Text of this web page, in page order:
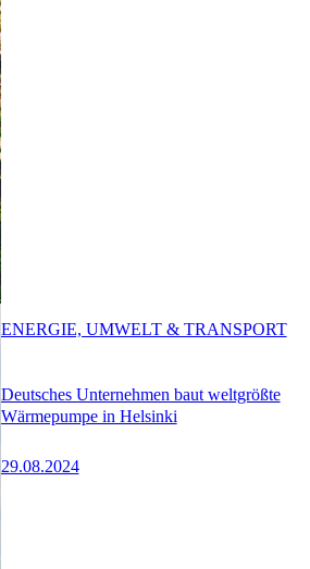
Deutsches Unternehmen baut weltgrößte
Wärmepumpe in Helsinki
29.08.2024
ENERGIE, UMWELT & TRANSPORT